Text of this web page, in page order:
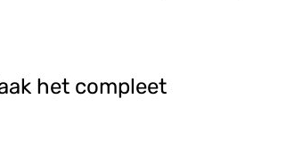
het compleet